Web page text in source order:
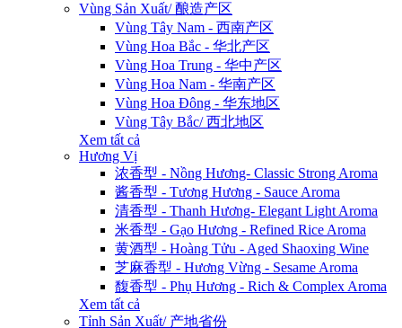
Vùng Sản Xuất/ 酿造产区
Vùng Tây Nam - 西南产区
Vùng Hoa Bắc - 华北产区
Vùng Hoa Trung - 华中产区
Vùng Hoa Nam - 华南产区
Vùng Hoa Đông - 华东地区
Vùng Tây Bắc/ 西北地区
Xem tất cả
Hương Vị
浓香型 - Nồng Hương- Classic Strong Aroma
酱香型 - Tương Hương - Sauce Aroma
清香型 - Thanh Hương- Elegant Light Aroma
米香型 - Gạo Hương - Refined Rice Aroma
黄酒型 - Hoàng Tửu - Aged Shaoxing Wine
芝麻香型 - Hương Vừng - Sesame Aroma
馥香型 - Phụ Hương - Rich & Complex Aroma
Xem tất cả
Tỉnh Sản Xuất/ 产地省份